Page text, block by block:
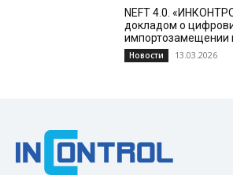
NEFT 4.0.
докладом о
импортозамещении
Новости 13.03.2026